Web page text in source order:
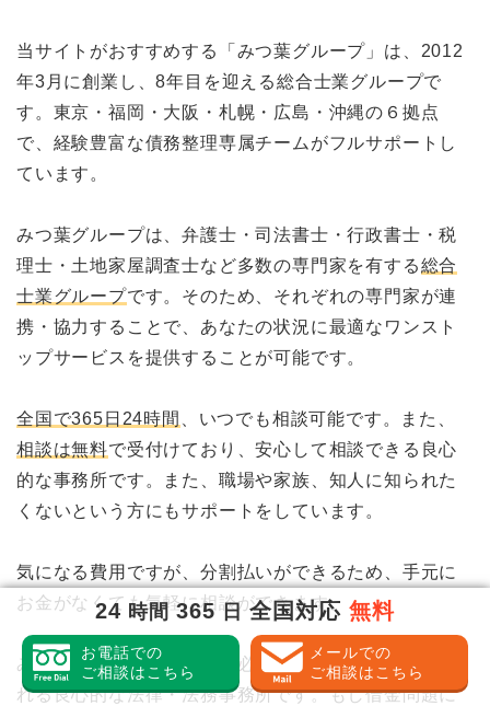
当サイトがおすすめする「みつ葉グループ」は、2012
年3月に創業し、8年目を迎える総合士業グループで
す。東京・福岡・大阪・札幌・広島・沖縄の６拠点
で、経験豊富な債務整理専属チームがフルサポートし
ています。
みつ葉グループは、弁護士・司法書士・行政書士・税
理士・土地家屋調査士など多数の専門家を有する総合
士業グループです。そのため、それぞれの専門家が連
携・協力することで、あなたの状況に最適なワンスト
ップサービスを提供することが可能です。
全国で365日24時間
、いつでも相談可能です。また、
相談は無料で受付けており、安心して相談できる良心
的な事務所です。また、職場や家族、知人に知られた
くないという方にもサポートをしています。
気になる費用ですが、分割払いができるため、手元に
お金がなくても気軽に相談ができます。
みつ葉グループは、本当に必要な手続きを見極めてく
れる良心的な法律・法務事務所です。もし借金問題に
24 時間365日全国対応 無料
お電話での
ご相談はこちら
メールでの
ご相談はこちら